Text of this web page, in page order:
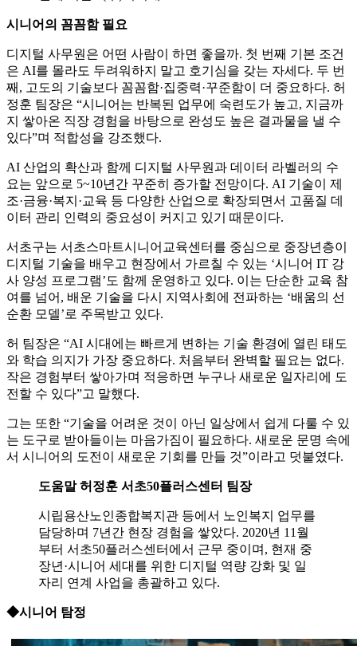
시니어의 꼼꼼함 필요
디지털 사무원은 어떤 사람이 하면 좋을까. 첫 번째 기본 조건
은 AI를 몰라도 두려워하지 말고 호기심을 갖는 자세다. 두 번
째, 고도의 기술보다 꼼꼼함·집중력·꾸준함이 더 중요하다. 허
정훈 팀장은 “시니어는 반복된 업무에 숙련도가 높고, 지금까
지 쌓아온 직장 경험을 바탕으로 완성도 높은 결과물을 낼 수
있다”며 적합성을 강조했다.
AI 산업의 확산과 함께 디지털 사무원과 데이터 라벨러의 수
요는 앞으로 5~10년간 꾸준히 증가할 전망이다. AI 기술이 제
조·금융·복지·교육 등 다양한 산업으로 확장되면서 고품질 데
이터 관리 인력의 중요성이 커지고 있기 때문이다.
서초구는 서초스마트시니어교육센터를 중심으로 중장년층이
디지털 기술을 배우고 현장에서 가르칠 수 있는 ‘시니어 IT 강
사 양성 프로그램’도 함께 운영하고 있다. 이는 단순한 교육 참
여를 넘어, 배운 기술을 다시 지역사회에 전파하는 ‘배움의 선
순환 모델’로 주목받고 있다.
허 팀장은 “AI 시대에는 빠르게 변하는 기술 환경에 열린 태도
와 학습 의지가 가장 중요하다. 처음부터 완벽할 필요는 없다.
작은 경험부터 쌓아가며 적응하면 누구나 새로운 일자리에 도
전할 수 있다”고 말했다.
그는 또한 “기술을 어려운 것이 아닌 일상에서 쉽게 다룰 수 있
는 도구로 받아들이는 마음가짐이 필요하다. 새로운 문명 속에
서 시니어의 도전이 새로운 기회를 만들 것”이라고 덧붙였다.
도움말 허정훈 서초50플러스센터 팀장
시립용산노인종합복지관 등에서 노인복지 업무를
담당하며 7년간 현장 경험을 쌓았다. 2020년 11월
부터 서초50플러스센터에서 근무 중이며, 현재 중
장년·시니어 세대를 위한 디지털 역량 강화 및 일
자리 연계 사업을 총괄하고 있다.
◆시니어 탐정